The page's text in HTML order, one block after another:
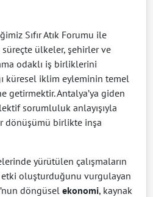
Sıfır Atık Forumu ile
süreçte ülkeler, şehirler ve
odaklı iş birliklerini
küresel iklim eyleminin temel
getirmektir. Antalya’ya giden
sorumluluk anlayışıyla
dönüşümü birlikte inşa
yürütülen çalışmaların
oluşturduğunu vurgulayan
döngüsel ekonomi, kaynak